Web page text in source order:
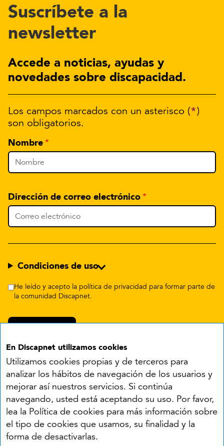
En Discapnet utilizamos cookies
Utilizamos cookies propias y de terceros para
analizar los hábitos de navegación de los usuarios y
mejorar así nuestros servicios. Si continúa
navegando, usted está aceptando su uso. Por favor,
lea la Política de cookies para más información sobre
el tipo de cookies que usamos, su finalidad y la
forma de desactivarlas.
Suscríbete a la
newsletter
Accede a noticias, ayudas y
novedades sobre discapacidad.
Los campos marcados con un asterisco (*)
son obligatorios.
Nombre
Dirección de correo electrónico
Condiciones de uso
He leído y acepto la política de privacidad para formar parte de
la comunidad Discapnet.
Síguenos en:
YouTube